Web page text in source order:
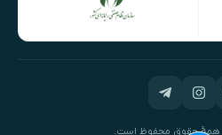
همهٔ حقوق محفوظ است.